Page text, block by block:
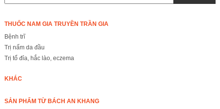
THUỐC NAM GIA TRUYỀN TRẦN GIA
Bệnh trĩ
Trị nấm da đầu
Trị tổ đỉa, hắc lào, eczema
KHÁC
SẢN PHẨM TỪ BÁCH AN KHANG